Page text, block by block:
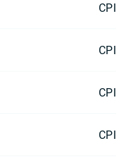
CPI
CPI
CPI
CPI